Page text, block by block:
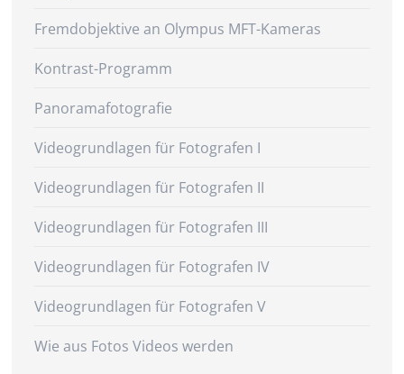
Fremdobjektive an Olympus MFT-Kameras
Kontrast-Programm
Panoramafotografie
Videogrundlagen für Fotografen I
Videogrundlagen für Fotografen II
Videogrundlagen für Fotografen III
Videogrundlagen für Fotografen IV
Videogrundlagen für Fotografen V
Wie aus Fotos Videos werden